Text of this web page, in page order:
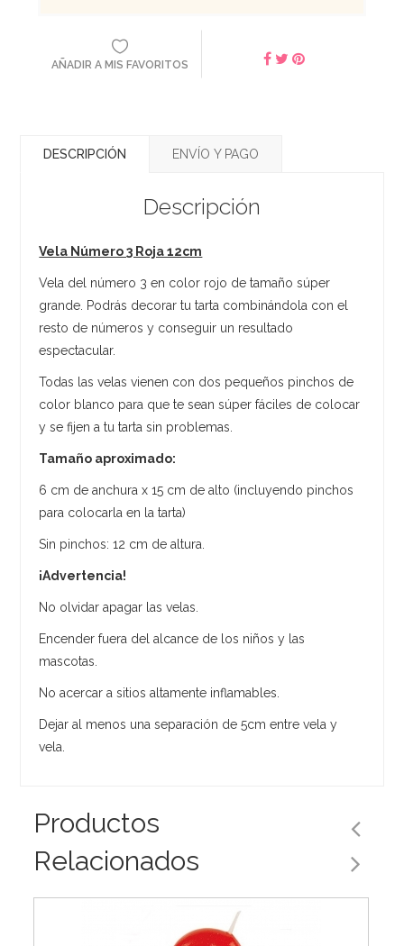
AÑADIR A MIS FAVORITOS
DESCRIPCIÓN ENVÍO Y PAGO
Descripción
Vela Número 3 Roja 12cm
Vela del número 3 en color rojo de tamaño súper
grande. Podrás decorar tu tarta combinándola con el
resto de números y conseguir un resultado
espectacular.
Todas las velas vienen con dos pequeños pinchos de
color blanco para que te sean súper fáciles de colocar
y se fijen a tu tarta sin problemas.
Tamaño aproximado:
6 cm de anchura x 15 cm de alto (incluyendo pinchos
para colocarla en la tarta)
Sin pinchos: 12 cm de altura.
¡Advertencia!
No olvidar apagar las velas.
Encender fuera del alcance de los niños y las
mascotas.
No acercar a sitios altamente inflamables.
Dejar al menos una separación de 5cm entre vela y
vela.
Productos
Relacionados